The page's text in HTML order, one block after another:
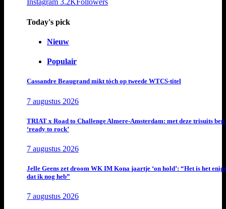
Instagram 3.2KFollowers
Today's pick
Nieuw
Populair
Cassandre Beaugrand mikt tóch op tweede WTCS-titel
7 augustus 2026
TRIAT x Road to Challenge Almere-Amsterdam: met deze trisuits ben
‘ready to rock’
7 augustus 2026
Jelle Geens zet droom WK IM Kona jaartje ‘on hold’: “Het is het
dat ik nog heb”
7 augustus 2026